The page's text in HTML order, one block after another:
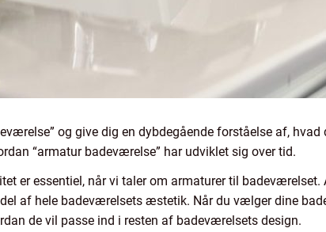
og give dig en dybdegående forståelse af, hvad
“armatur badeværelse” har udviklet sig over tid.
er essentiel, når vi taler om armaturer til badeværelset.
af hele badeværelsets æstetik. Når du vælger dine
de vil passe ind i resten af badeværelsets design.